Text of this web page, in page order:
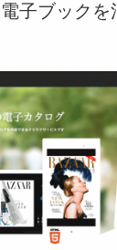
子ブックを